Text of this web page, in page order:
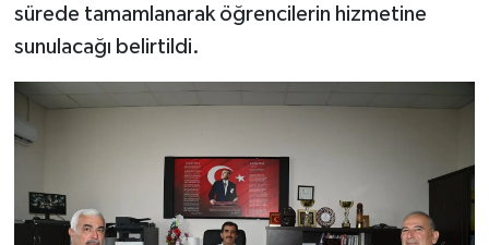
sürede tamamlanarak öğrencilerin hizmetine
sunulacağı belirtildi.